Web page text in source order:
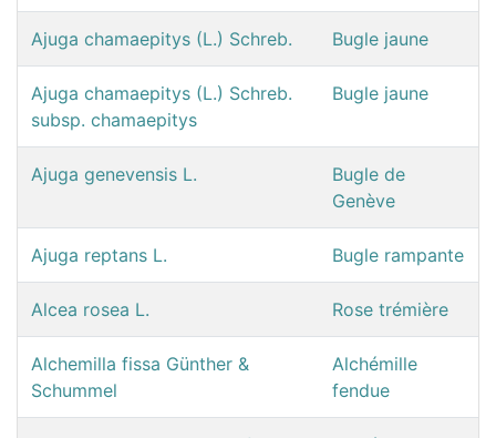
Ajuga chamaepitys (L.) Schreb. Bugle jaune
Ajuga chamaepitys (L.) Schreb.
subsp. chamaepitys
Bugle jaune
Ajuga genevensis L.
Bugle de
Genève
Ajuga reptans L. Bugle rampante
Alcea rosea L. Rose trémière
Alchemilla fissa Günther &
Schummel
Alchémille
fendue